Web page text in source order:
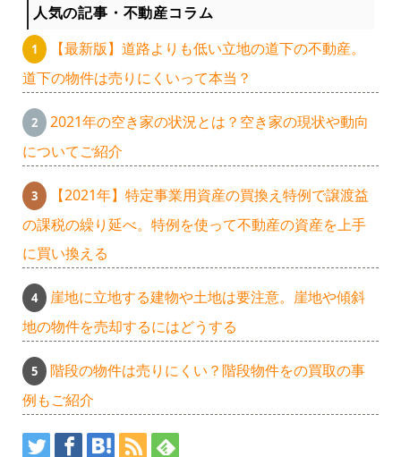
人気の記事・不動産コラム
【最新版】道路よりも低い立地の道下の不動産。
道下の物件は売りにくいって本当？
2021年の空き家の状況とは？空き家の現状や動向
についてご紹介
【2021年】特定事業用資産の買換え特例で譲渡益
の課税の繰り延べ。特例を使って不動産の資産を上手
に買い換える
崖地に立地する建物や土地は要注意。崖地や傾斜
地の物件を売却するにはどうする
階段の物件は売りにくい？階段物件をの買取の事
例もご紹介